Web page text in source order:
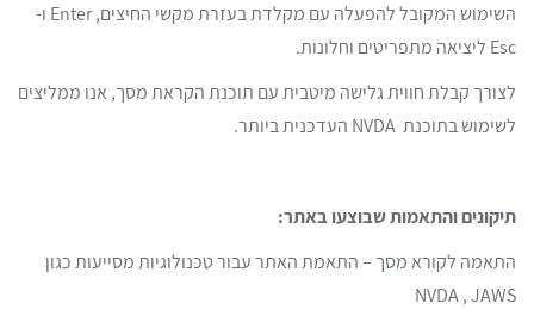
השימוש המקובל להפעלה עם מקלדת בעזרת מקשי החיצים, Enter ו-
Esc ליציאה מתפריטים וחלונות.
לצורך קבלת חווית גלישה מיטבית עם תוכנת הקראת מסך, אנו ממליצים
לשימוש בתוכנת NVDA העדכנית ביותר.
תיקונים והתאמות שבוצעו באתר:
התאמה לקורא מסך – התאמת האתר עבור טכנולוגיות מסייעות כגון
NVDA , JAWS